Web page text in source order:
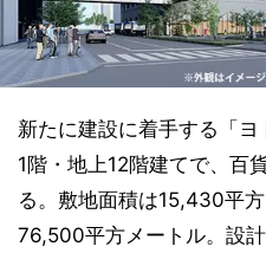
新たに建設に着手する「
1階・地上12階建てで、百
る。敷地面積は15,430平
76,500平方メートル。設計